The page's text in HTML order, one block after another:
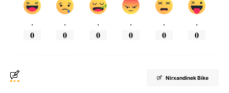
.
0
.
0
.
0
.
0
.
0
.
0
Nirxandinek Bike